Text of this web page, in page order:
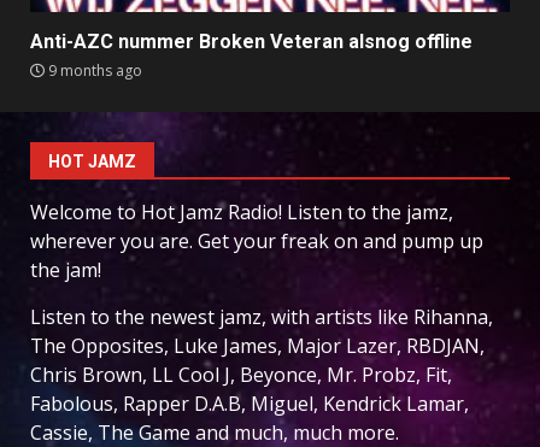
Anti-AZC nummer Broken Veteran alsnog offline
9 months ago
HOT JAMZ
Welcome to Hot Jamz Radio! Listen to the jamz,
wherever you are. Get your freak on and pump up
the jam!
Listen to the newest jamz, with artists like Rihanna,
The Opposites, Luke James, Major Lazer, RBDJAN,
Chris Brown, LL Cool J, Beyonce, Mr. Probz, Fit,
Fabolous, Rapper D.A.B, Miguel, Kendrick Lamar,
Cassie, The Game and much, much more.